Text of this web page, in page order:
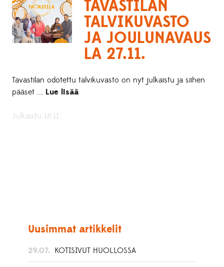
TAVASTILAN
TALVIKUVASTO
JA JOULUNAVAUS
LA 27.11.
Tavastilan odotettu talvikuvasto on nyt julkaistu ja siihen
pääset ... Lue lisää
Julkaistu 18.11.
Uusimmat artikkelit
29.07. KOTISIVUT HUOLLOSSA